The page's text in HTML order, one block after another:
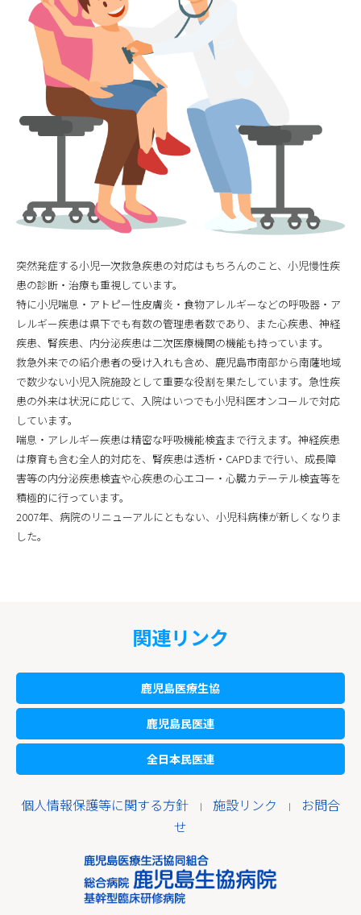
突然発症する小児一次救急疾患の対応はもちろんのこと、小児慢性疾
患の診断・治療も重視しています。
特に小児喘息・アトピー性皮膚炎・食物アレルギーなどの呼吸器・ア
レルギー疾患は県下でも有数の管理患者数であり、また心疾患、神経
疾患、腎疾患、内分泌疾患は二次医療機関の機能も持っています。
救急外来での紹介患者の受け入れも含め、鹿児島市南部から南薩地域
で数少ない小児入院施設として重要な役割を果たしています。急性疾
患の外来は状況に応じて、入院はいつでも小児科医オンコールで対応
しています。
喘息・アレルギー疾患は精密な呼吸機能検査まで行えます。神経疾患
は療育も含む全人的対応を、腎疾患は透析・CAPDまで行い、成長障
害等の内分泌疾患検査や心疾患の心エコー・心臓カテーテル検査等を
積極的に行っています。
2007年、病院のリニューアルにともない、小児科病棟が新しくなりま
した。
関連リンク
鹿児島医療生協
鹿児島民医連
全日本民医連
個人情報保護等に関する方針 ｜ 施設リンク ｜ お問合
せ